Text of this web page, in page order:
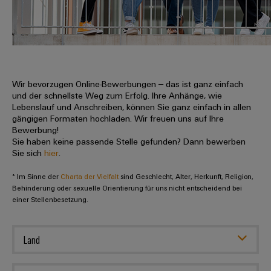
erlebbar
werden.
Datencenter
Produkte
für
Rechenzentren
–
effizient,
zuverlässig,
skalierbar
Energiespeicher
Lösungen
und
Anschlusstechnologie
DC-
u-
OS
Edge
Computing
Industrial
5G
Single
Leiterplattenklemmen
Gehäusesysteme
komponenten
Kabeleinführungssysteme
und
-
komponenten
Anschlussleitungen,
Patchkabel
Fast
Delivery
Beratung
und
digitale
Planung
easyConnect
-
Ihre
uns
Promotionfahrzeug
Distribution
Info
für
unsere
Partner
Vertrieb
Weidmüller
Zahlen
Unser
Vorstand
Nachhaltigkeit
Academy
People
Karriere
Stellen
für
Berufserfahrene
Für
Studierende
Werkstudententätigkeiten
Praktika
Abschlussarbeiten
Wir bevorzugen Online-Bewerbungen – das ist ganz einfach
und der schnellste Weg zum Erfolg. Ihre Anhänge, wie
Lebenslauf und Anschreiben, können Sie ganz einfach in allen
gängigen Formaten hochladen. Wir freuen uns auf Ihre
Bewerbung!
Sie haben keine passende Stelle gefunden? Dann bewerben
Sie sichhier
* Im Sinne der Charta der Vielfalt sind Geschlecht, Alter, Herkunft, Religion,
Behinderung oder sexuelle Orientierung für uns nicht entscheidend bei
einer Stellenbesetzung.
Land